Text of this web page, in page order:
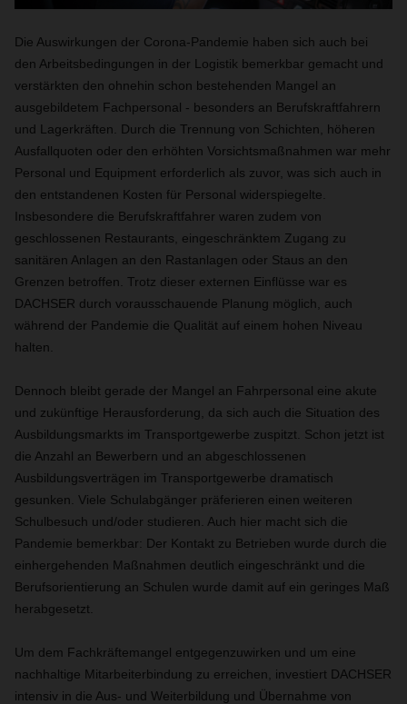
Die Auswirkungen der Corona-Pandemie haben sich auch bei
den Arbeitsbedingungen in der Logistik bemerkbar gemacht und
verstärkten den ohnehin schon bestehenden Mangel an
ausgebildetem Fachpersonal - besonders an Berufskraftfahrern
und Lagerkräften. Durch die Trennung von Schichten, höheren
Ausfallquoten oder den erhöhten Vorsichtsmaßnahmen war mehr
Personal und Equipment erforderlich als zuvor, was sich auch in
den entstandenen Kosten für Personal widerspiegelte.
Insbesondere die Berufskraftfahrer waren zudem von
geschlossenen Restaurants, eingeschränktem Zugang zu
sanitären Anlagen an den Rastanlagen oder Staus an den
Grenzen betroffen. Trotz dieser externen Einflüsse war es
DACHSER durch vorausschauende Planung möglich, auch
während der Pandemie die Qualität auf einem hohen Niveau
halten.
Dennoch bleibt gerade der Mangel an Fahrpersonal eine akute
und zukünftige Herausforderung, da sich auch die Situation des
Ausbildungsmarkts im Transportgewerbe zuspitzt. Schon jetzt ist
die Anzahl an Bewerbern und an abgeschlossenen
Ausbildungsverträgen im Transportgewerbe dramatisch
gesunken. Viele Schulabgänger präferieren einen weiteren
Schulbesuch und/oder studieren. Auch hier macht sich die
Pandemie bemerkbar: Der Kontakt zu Betrieben wurde durch die
einhergehenden Maßnahmen deutlich eingeschränkt und die
Berufsorientierung an Schulen wurde damit auf ein geringes Maß
herabgesetzt.
Um dem Fachkräftemangel entgegenzuwirken und um eine
nachhaltige Mitarbeiterbindung zu erreichen, investiert DACHSER
intensiv in die Aus- und Weiterbildung und Übernahme von